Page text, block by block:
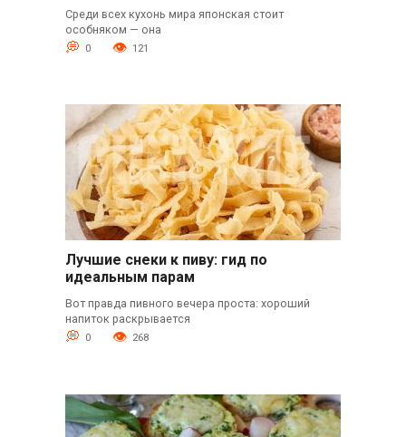
Среди всех кухонь мира японская стоит
особняком — она
0 121
Лучшие снеки к пиву: гид по
идеальным парам
Вот правда пивного вечера проста: хороший
напиток раскрывается
0 268